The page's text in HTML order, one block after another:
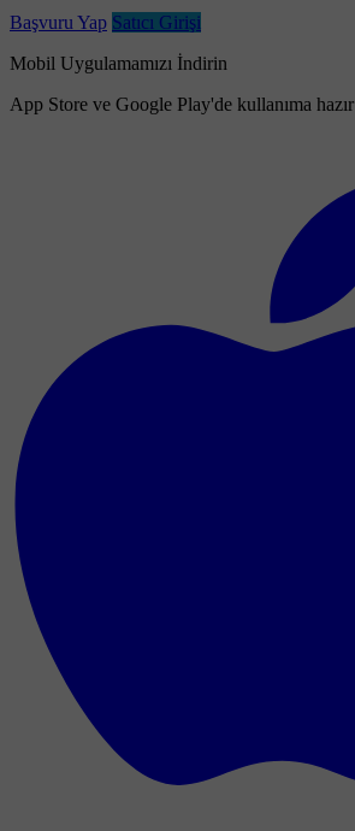
Başvuru Yap Satıcı Girişi
Mobil Uygulamamızı İndirin
App Store ve Google Play'de kullanıma hazır